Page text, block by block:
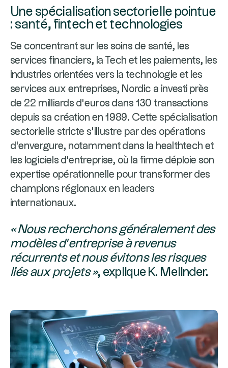
Une spécialisation sectorielle pointue
: santé, fintech et technologies
Se concentrant sur les soins de santé, les
services financiers, la Tech et les paiements, les
industries orientées vers la technologie et les
services aux entreprises, Nordic a investi près
de 22 milliards d’euros dans 130 transactions
depuis sa création en 1989. Cette spécialisation
sectorielle stricte s'illustre par des opérations
d'envergure, notamment dans la healthtech et
les logiciels d'entreprise, où la firme déploie son
expertise opérationnelle pour transformer des
champions régionaux en leaders
internationaux.
« Nous recherchons généralement des
modèles d’entreprise à revenus
récurrents et nous évitons les risques
liés aux projets », explique K. Melinder.